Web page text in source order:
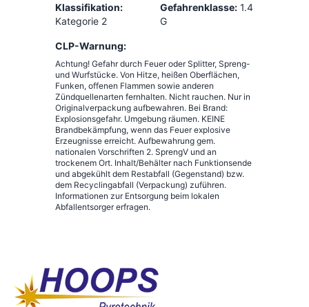
Klassifikation:
Kategorie 2
Gefahrenklasse: 1.4
G
CLP-Warnung:
Achtung! Gefahr durch Feuer oder Splitter, Spreng-
und Wurfstücke. Von Hitze, heißen Oberflächen,
Funken, offenen Flammen sowie anderen
Zündquellenarten fernhalten. Nicht rauchen. Nur in
Originalverpackung aufbewahren. Bei Brand:
Explosionsgefahr. Umgebung räumen. KEINE
Brandbekämpfung, wenn das Feuer explosive
Erzeugnisse erreicht. Aufbewahrung gem.
nationalen Vorschriften 2. SprengV und an
trockenem Ort. Inhalt/Behälter nach Funktionsende
und abgekühlt dem Restabfall (Gegenstand) bzw.
dem Recyclingabfall (Verpackung) zuführen.
Informationen zur Entsorgung beim lokalen
Abfallentsorger erfragen.